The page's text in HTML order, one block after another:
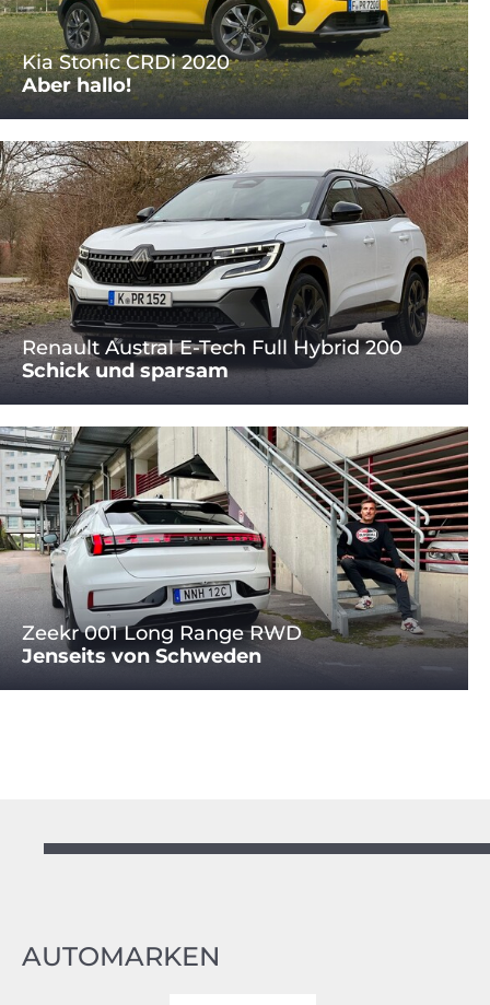
Kia Stonic CRDi 2020
Aber hallo!
Renault Austral E-Tech Full Hybrid 200
Schick und sparsam
Zeekr 001 Long Range RWD
Jenseits von Schweden
AUTOMARKEN